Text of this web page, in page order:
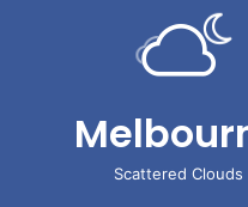
Scattered Clouds